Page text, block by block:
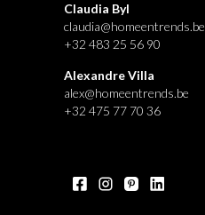
Claudia Byl
claudia@homeentrends.be
+32 483 25 56 90
Alexandre Villa
alex@homeentrends.be
+32 475 77 70 36